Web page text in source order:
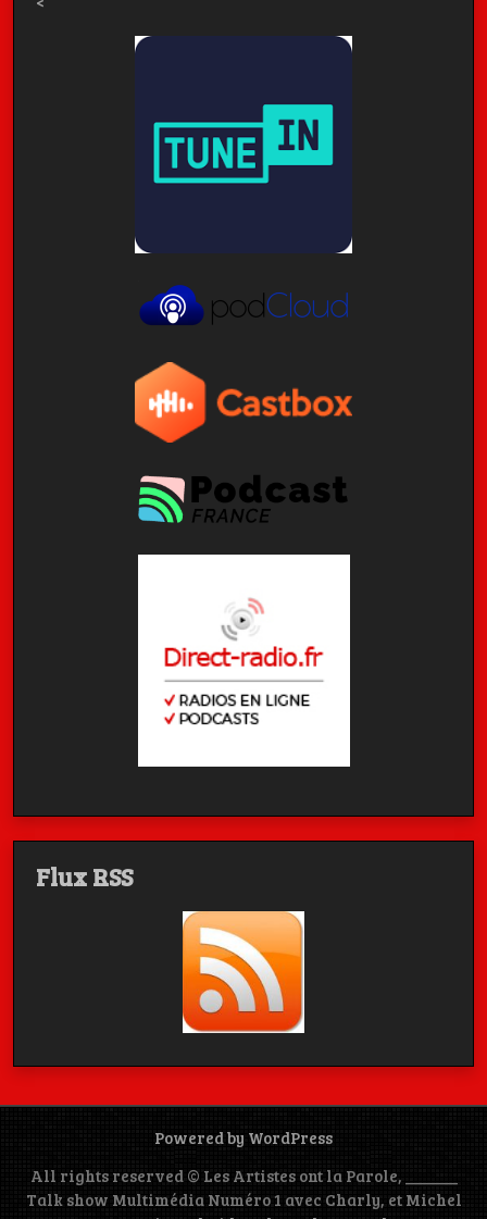
Flux RSS
Powered by WordPress
All rights reserved © Les Artistes ont la Parole, ______
Talk show Multimédia Numéro 1 avec Charly, et Michel